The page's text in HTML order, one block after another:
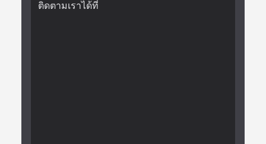
ติดตามเราได้ที่